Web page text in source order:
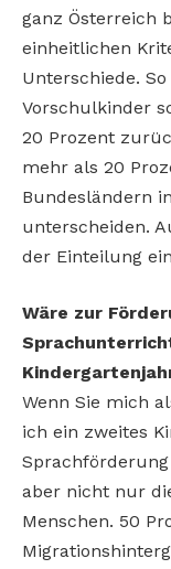
ganz Österreich
einheitlichen
Unterschiede.
Vorschulkinder
20 Prozent
mehr als 20
Bundesländern
unterscheiden.
der Einteilung
Wäre zur
Wenn Sie mich
ich ein zweites
aber nicht nur
Menschen. 50